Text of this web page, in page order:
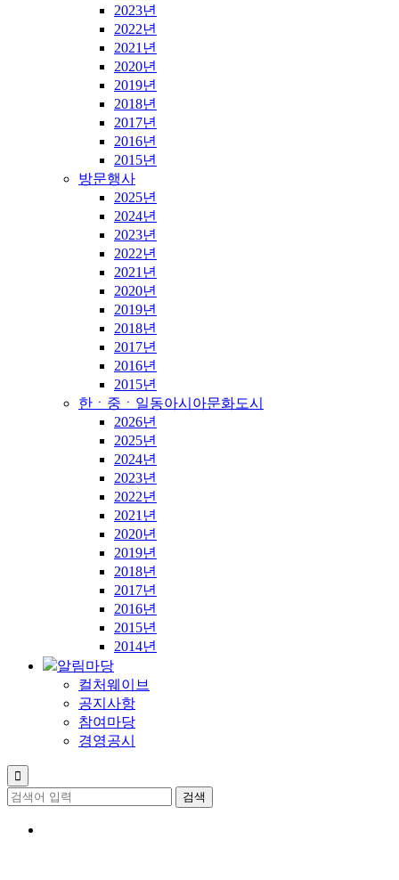
2023년
2022년
2021년
2020년
2019년
2018년
2017년
2016년
2015년
방문행사
2025년
2024년
2023년
2022년
2021년
2020년
2019년
2018년
2017년
2016년
2015년
한ㆍ중ㆍ일동아시아문화도시
2026년
2025년
2024년
2023년
2022년
2021년
2020년
2019년
2018년
2017년
2016년
2015년
2014년
알림마당
컬처웨이브
공지사항
참여마당
경영공시
